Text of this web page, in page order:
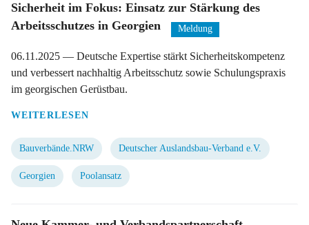
Sicherheit im Fokus: Einsatz zur Stärkung des
Arbeitsschutzes in Georgien
Meldung
06.11.2025 — Deutsche Expertise stärkt Sicherheitskompetenz
und verbessert nachhaltig Arbeitsschutz sowie Schulungspraxis
im georgischen Gerüstbau.
WEITERLESEN
Bauverbände.NRW Deutscher Auslandsbau-Verband e.V.
Georgien Poolansatz